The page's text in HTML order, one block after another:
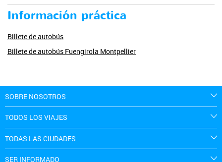
Información práctica
Billete de autobús
Billete de autobús Fuengirola Montpellier
SOBRE NOSOTROS
TODOS LOS VIAJES
TODAS LAS CIUDADES
SER INFORMADO